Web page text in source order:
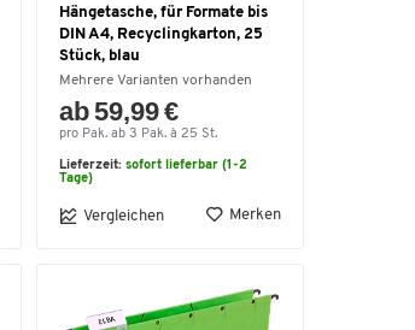
Hängetasche, für Formate bis
DIN A4, Recyclingkarton, 25
Stück, blau
Mehrere Varianten vorhanden
ab 59,99 €
pro Pak. ab 3 Pak. à 25 St.
Lieferzeit: sofort lieferbar (1-2
Tage)
Vergleichen Merken